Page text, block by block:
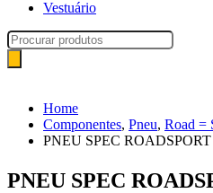
Vestuário
Pesquisar
produtos
Home
Componentes, Pneu, Road =
PNEU SPEC
PNEU SPEC